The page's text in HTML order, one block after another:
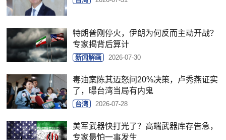
特朗普刚停火，伊朗为何反而主动开战？
专家揭背后算计
新闻解画 2026-07-30
毒油案陈其迈怒问20%决策，卢秀燕证实
了，曝台湾当局有内鬼
台湾 2026-07-28
美军武器快打光了？高端武器库存告急，
专家最怕一事发生